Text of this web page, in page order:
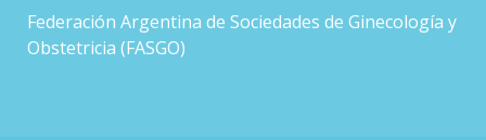
Federación Argentina de Sociedades de Ginecología y
Obstetricia (FASGO)